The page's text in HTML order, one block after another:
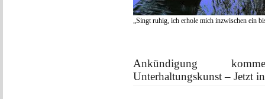
„Singt ruhig, ich erhole mich inzwischen ein
Ankündigung
Unterhaltungskunst – Jetzt